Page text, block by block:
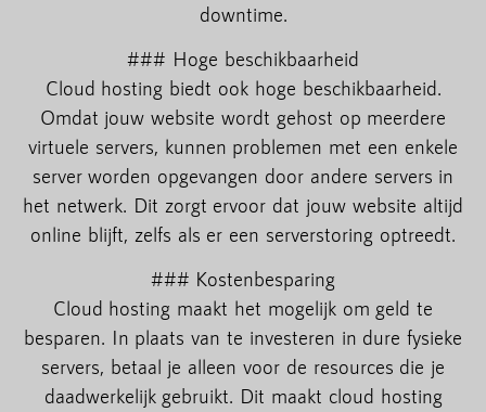
downtime.
### Hoge beschikbaarheid
Cloud hosting biedt ook hoge beschikbaarheid.
Omdat jouw website wordt gehost op meerdere
virtuele servers, kunnen problemen met een enkele
server worden opgevangen door andere servers in
het netwerk. Dit zorgt ervoor dat jouw website altijd
online blijft, zelfs als er een serverstoring optreedt.
### Kostenbesparing
Cloud hosting maakt het mogelijk om geld te
besparen. In plaats van te investeren in dure fysieke
servers, betaal je alleen voor de resources die je
daadwerkelijk gebruikt. Dit maakt cloud hosting